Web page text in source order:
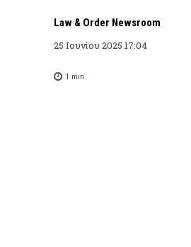
Law & Order Newsroom
25 Ιουνίου 2025 17:04
1 min.